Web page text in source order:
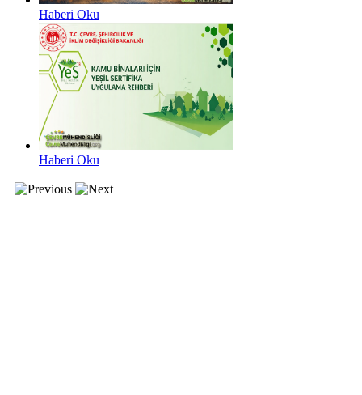
Haberi Oku
Haberi Oku